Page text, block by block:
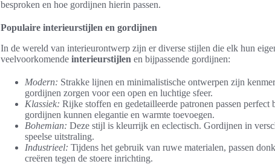
besproken en hoe gordijnen hierin passen.
Populaire interieurstijlen en gordijnen
In de wereld van interieurontwerp zijn er diverse stijlen die elk hun
veelvoorkomende interieurstijlen en bijpassende gordijnen:
Modern: Strakke lijnen en minimalistische ontwerpen zijn
gordijnen zorgen voor een open en luchtige sfeer.
Klassiek: Rijke stoffen en gedetailleerde patronen passen
gordijnen kunnen elegantie en warmte toevoegen.
Bohemian: Deze stijl is kleurrijk en eclectisch. Gordijnen in
speelse uitstraling.
Industrieel: Tijdens het gebruik van ruwe materialen, passen
creëren tegen de stoere inrichting.